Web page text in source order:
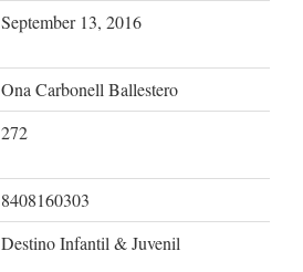
September 13, 2016
Ona Carbonell Ballestero
272
8408160303
Destino Infantil & Juvenil